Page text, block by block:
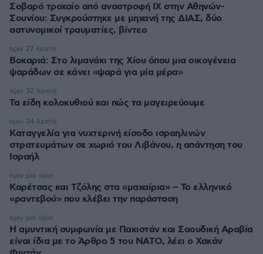
Σοβαρό τροχαίο από αναστροφή ΙΧ στην Αθηνών-
Σουνίου: Συγκρούστηκε με μηχανή της ΔΙΑΣ, δύο
αστυνομικοί τραυματίες, βίντεο
Βοκαριά: Στο λιμανάκι της Χίου όπου μια οικογένεια
ψαράδων σε κάνει «ψαρά για μία μέρα»
πριν 27 λεπτά
Τα είδη κολοκυθιού και πώς τα μαγειρεύουμε
πριν 32 λεπτά
Καταγγελία για νυχτερινή είσοδο ισραηλινών
στρατευμάτων σε χωριό του Λιβάνου, η απάντηση του
Ισραήλ
πριν 34 λεπτά
Καρέτσας και Τζόλης στα «μαχαίρια» – Το ελληνικό
«ραντεβού» που κλέβει την παράσταση
πριν μία ώρα
Η αμυντική συμφωνία με Πακιστάν και Σαουδική Αραβία
είναι ίδια με το Άρθρο 5 του ΝΑΤΟ, λέει ο Χακάν
πριν μία ώρα